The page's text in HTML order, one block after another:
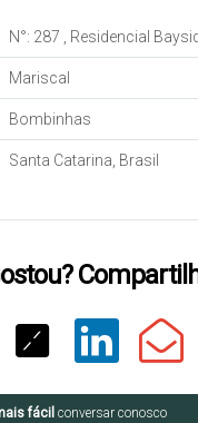
N°: 287 , Residencial
Mariscal
Bombinhas
Santa Catarina, Brasil
fácil conversar conosco